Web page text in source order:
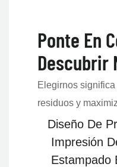
Ponte En
Descubrir
Elegirnos
residuos y
Diseño De
Impresión
Estampado